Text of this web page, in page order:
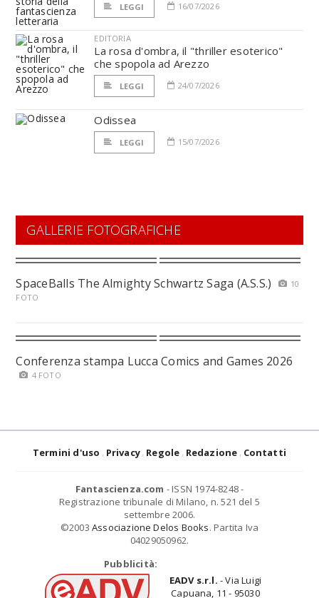
LEGGI 16/07/2026
EDITORIA
La rosa d'ombra, il "thriller esoterico"
che spopola ad Arezzo
LEGGI 24/07/2026
Odissea
LEGGI 15/07/2026
GALLERIE FOTOGRAFICHE
SpaceBalls The Almighty Schwartz Saga (A.S.S.)
10
FOTO
Conferenza stampa Lucca Comics and Games 2026
4 FOTO
Termini d'uso Privacy Regole Redazione Contatti
Fantascienza.com - ISSN 1974-8248 -
Registrazione tribunale di Milano, n. 521 del 5
settembre 2006.
©2003 Associazione Delos Books. Partita Iva
04029050962.
Pubblicità:
EADV s.r.l. - Via Luigi
Capuana, 11 - 95030